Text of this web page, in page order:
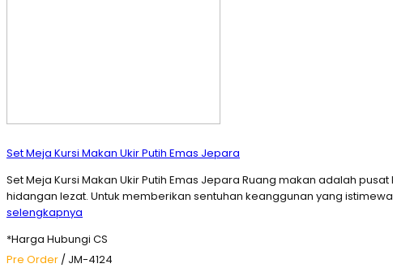
Set Meja Kursi Makan Ukir Putih Emas Jepara
Set Meja Kursi Makan Ukir Putih Emas Jepara Ruang makan adalah
hidangan lezat. Untuk memberikan sentuhan keanggunan yang
selengkapnya
*Harga Hubungi CS
Pre Order / JM-4124